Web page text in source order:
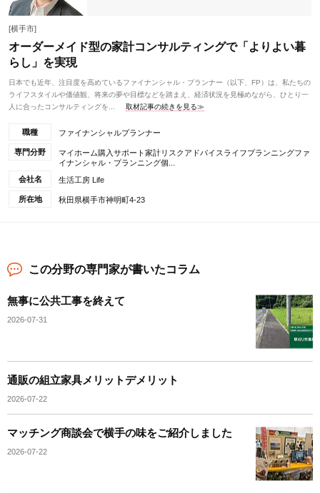
[横手市]
オーダーメイド型の家計コンサルティングで「よりよい暮
らし」を実現
日本でも近年、注目度を高めているファイナンシャル・プランナー（以下、FP）は、私たちの
ライフスタイルや価値観、将来の夢や目標などを踏まえ、経済状況を見極めながら、ひとり一
人に合ったコンサルティングを...
取材記事の続きを見る≫
職種 ファイナンシャルプランナー
専門分野
マイホーム購入サポート家計リスクアドバイスライフプランニングファ
イナンシャル・プランニング個...
会社名
生活工房 Life
所在地 秋田県横手市神明町4-23
この分野の専門家が書いたコラム
無事に公共工事を終えて
2026-07-31
通販の組立家具メリットデメリット
2026-07-22
マッチング商談会で横手の味をご紹介しました
2026-07-22